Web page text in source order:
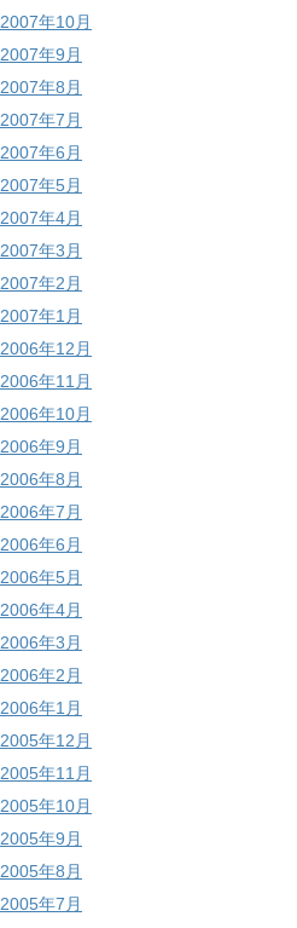
2007年10月
2007年9月
2007年8月
2007年7月
2007年6月
2007年5月
2007年4月
2007年3月
2007年2月
2007年1月
2006年12月
2006年11月
2006年10月
2006年9月
2006年8月
2006年7月
2006年6月
2006年5月
2006年4月
2006年3月
2006年2月
2006年1月
2005年12月
2005年11月
2005年10月
2005年9月
2005年8月
2005年7月